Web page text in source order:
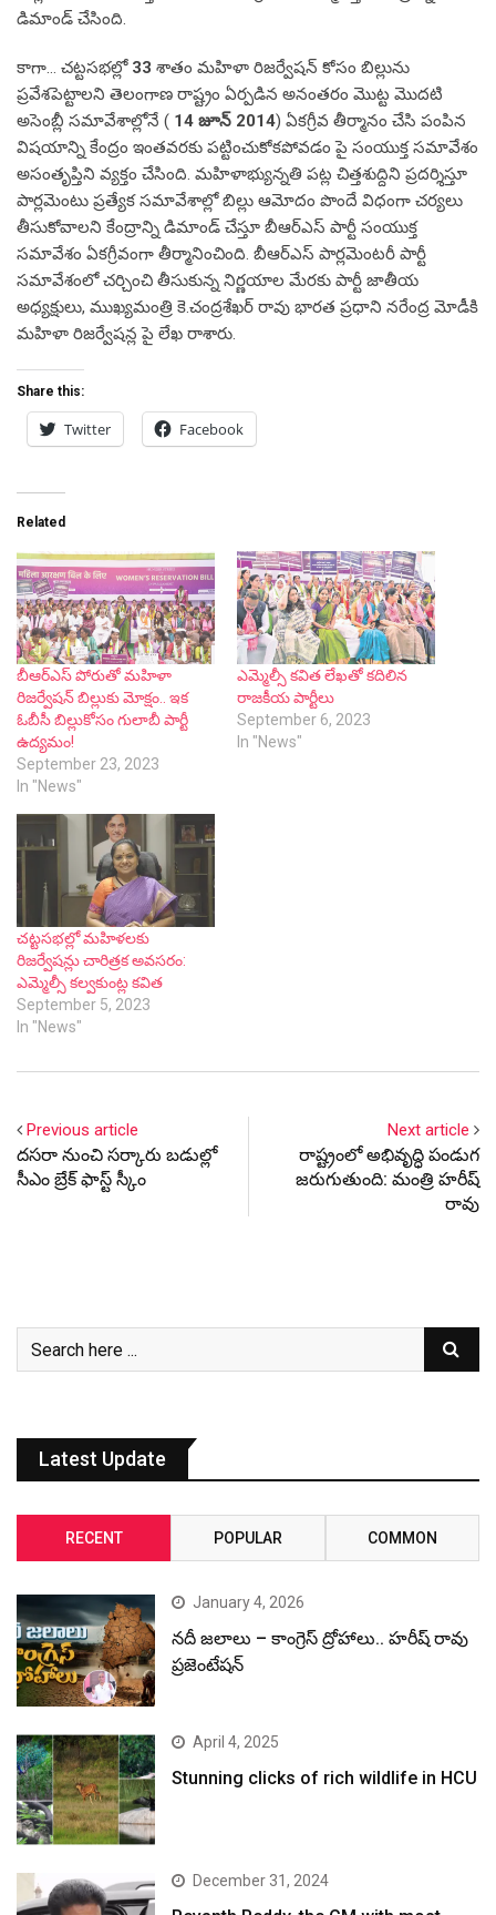
డిమాండ్ చేసింది.
కాగా… చట్టసభల్లో 33 శాతం మహిళా రిజర్వేషన్ కోసం బిల్లును
ప్రవేశపెట్టాలని తెలంగాణ రాష్ట్రం ఏర్పడిన అనంతరం మొట్ట మొదటి
అసెంబ్లీ సమావేశాల్లోనే ( 14 జూన్ 2014) ఏకగ్రీవ తీర్మానం చేసి పంపిన
విషయాన్ని కేంద్రం ఇంతవరకు పట్టించుకోకపోవడం పై సంయుక్త సమావేశం
అసంతృప్తిని వ్యక్తం చేసింది. మహిళాభ్యున్నతి పట్ల చిత్తశుద్దిని ప్రదర్శిస్తూ
పార్లమెంటు ప్రత్యేక సమావేశాల్లో బిల్లు ఆమోదం పొందే విధంగా చర్యలు
తీసుకోవాలని కేంద్రాన్ని డిమాండ్ చేస్తూ బీఆర్ఎస్ పార్టీ సంయుక్త
సమావేశం ఏకగ్రీవంగా తీర్మానించింది. బీఆర్ఎస్ పార్లమెంటరీ పార్టీ
సమావేశంలో చర్చించి తీసుకున్న నిర్ణయాల మేరకు పార్టీ జాతీయ
అధ్యక్షులు, ముఖ్యమంత్రి కె.చంద్రశేఖర్ రావు భారత ప్రధాని నరేంద్ర మోడీకి
మహిళా రిజర్వేషన్ల పై లేఖ రాశారు.
Share this:
Twitter Facebook
Related
బీఆర్ఎస్ పోరుతో మ‌హిళా
రిజ‌ర్వేష‌న్ బిల్లుకు మోక్షం.. ఇక
ఓబీసీ బిల్లుకోసం గులాబీ పార్టీ
ఉద్య‌మం!
September 23, 2023
In "News"
ఎమ్మెల్సీ కవిత లేఖతో కదిలిన
రాజకీయ పార్టీలు
September 6, 2023
In "News"
చట్టసభల్లో మహిళలకు
రిజర్వేషన్లు చారిత్రక అవసరం:
ఎమ్మెల్సీ కల్వకుంట్ల కవిత
September 5, 2023
In "News"
Previous article
దసరా నుంచి సర్కారు బడుల్లో
సీఎం బ్రేక్ ఫాస్ట్ స్కీం
Next article
రాష్ట్రంలో అభివృద్ధి పండుగ
జరుగుతుంది: మంత్రి హరీష్
రావు
Latest Update
RECENT POPULAR COMMON
January 4, 2026
నదీ జలాలు – కాంగ్రెస్ ద్రోహాలు.. హరీష్ రావు
ప్రజెంటేషన్
April 4, 2025
Stunning clicks of rich wildlife in HCU
December 31, 2024